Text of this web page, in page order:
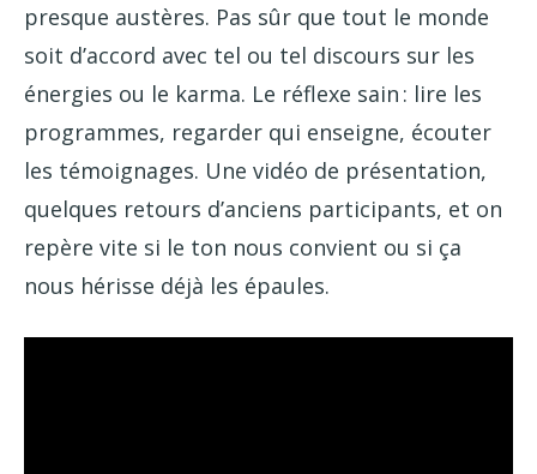
presque austères. Pas sûr que tout le monde
soit d’accord avec tel ou tel discours sur les
énergies ou le karma. Le réflexe sain : lire les
programmes, regarder qui enseigne, écouter
les témoignages. Une vidéo de présentation,
quelques retours d’anciens participants, et on
repère vite si le ton nous convient ou si ça
nous hérisse déjà les épaules.